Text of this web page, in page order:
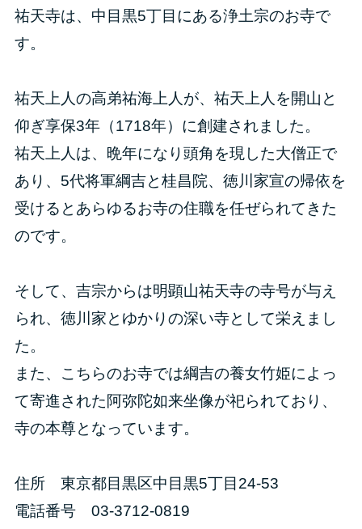
祐天寺は、中目黒5丁目にある浄土宗のお寺で
す。
祐天上人の高弟祐海上人が、祐天上人を開山と
仰ぎ享保3年（1718年）に創建されました。
祐天上人は、晩年になり頭角を現した大僧正で
あり、5代将軍綱吉と桂昌院、徳川家宣の帰依を
受けるとあらゆるお寺の住職を任ぜられてきた
のです。
そして、吉宗からは明顕山祐天寺の寺号が与え
られ、徳川家とゆかりの深い寺として栄えまし
た。
また、こちらのお寺では綱吉の養女竹姫によっ
て寄進された阿弥陀如来坐像が祀られており、
寺の本尊となっています。
住所 東京都目黒区中目黒5丁目24-53
電話番号 03-3712-0819